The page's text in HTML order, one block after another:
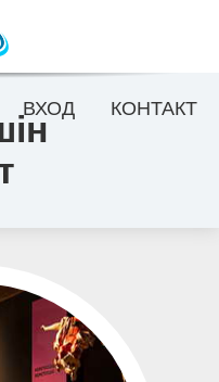
ВХОД КОНТАКТ